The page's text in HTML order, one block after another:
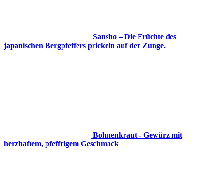
Sansho – Die Früchte des
japanischen Bergpfeffers prickeln auf der Zunge.
Bohnenkraut - Gewürz mit
herzhaftem, pfeffrigem Geschmack